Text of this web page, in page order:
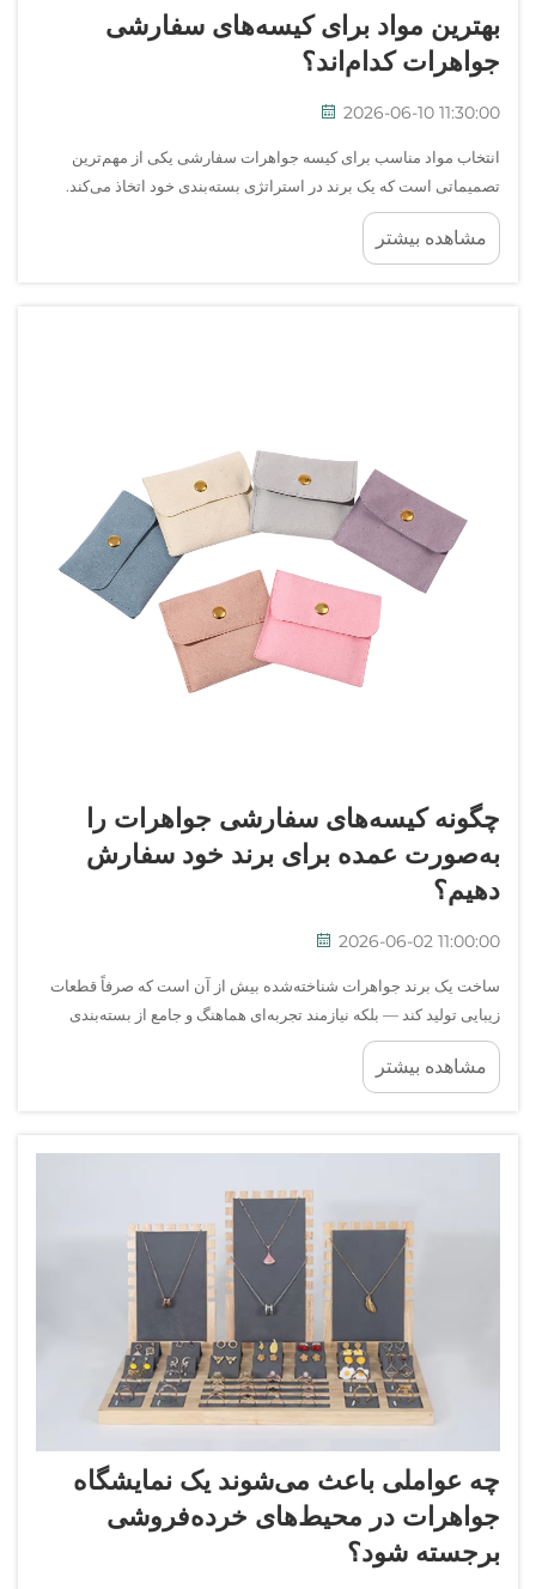
بهترین مواد برای کیسه‌های سفارشی
جواهرات کدام‌اند؟
2026-06-10 11:30:00
انتخاب مواد مناسب برای کیسه جواهرات سفارشی یکی از مهم‌ترین
تصمیماتی است که یک برند در استراتژی بسته‌بندی خود اتخاذ می‌کند.
مادهٔ به‌کاررفته تنها یک ظرف نیست — بلکه کیفیت را منتقل می‌کند،
قطعات ظریف را محافظت می‌نماید و شکل‌دهندهٔ...
مشاهده بیشتر
چگونه کیسه‌های سفارشی جواهرات را
به‌صورت عمده برای برند خود سفارش
دهیم؟
2026-06-02 11:00:00
ساخت یک برند جواهرات شناخته‌شده بیش از آن است که صرفاً قطعات
زیبایی تولید کند — بلکه نیازمند تجربه‌ای هماهنگ و جامع از بسته‌بندی
است که مشتریان پس از فروش نیز مدت‌ها آن را به یاد می‌آورند. کیسه‌ی
جواهرات طراحی‌شده به‌خوبی یکی از ملموس‌ترین و قابل‌مشاهده‌ترین
مشاهده بیشتر
چه عواملی باعث می‌شوند یک نمایشگاه
جواهرات در محیط‌های خرده‌فروشی
برجسته شود؟